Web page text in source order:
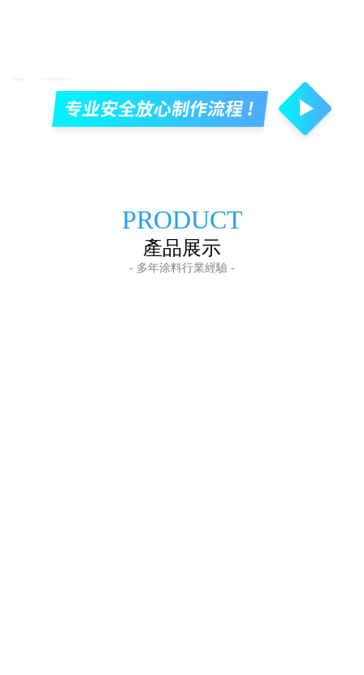
PRODUCT
產品展示
- 多年涂料行業經驗 -